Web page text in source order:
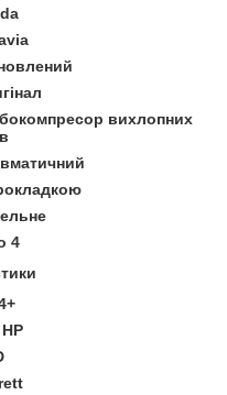
вихлопних
4